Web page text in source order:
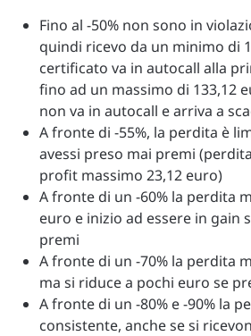
Fino al -50% non sono in
quindi ricevo da un minimo di
certificato va in autocall alla
fino ad un massimo di 133,12
non va in autocall e arriva a
A fronte di -55%, la perdita è
avessi preso mai premi
profit massimo 23,12 euro)
A fronte di un -60% la perdita
euro e inizio ad essere in gain
premi
A fronte di un -70% la perdita
ma si riduce a pochi euro se
A fronte di un -80% e -90% la
consistente, anche se si